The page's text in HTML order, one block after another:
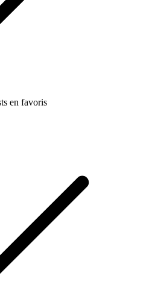
en favoris